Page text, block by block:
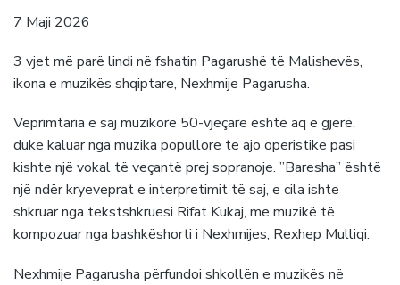
7 Maji 2026
3 vjet më parë lindi në fshatin Pagarushë të Malishevës,
ikona e muzikës shqiptare, Nexhmije Pagarusha.
Veprimtaria e saj muzikore 50-vjeçare është aq e gjerë,
duke kaluar nga muzika popullore te ajo operistike pasi
kishte një vokal të veçantë prej sopranoje. ”Baresha” është
një ndër kryeveprat e interpretimit të saj, e cila ishte
shkruar nga tekstshkruesi Rifat Kukaj, me muzikë të
kompozuar nga bashkëshorti i Nexhmijes, Rexhep Mulliqi.
Nexhmije Pagarusha përfundoi shkollën e muzikës në